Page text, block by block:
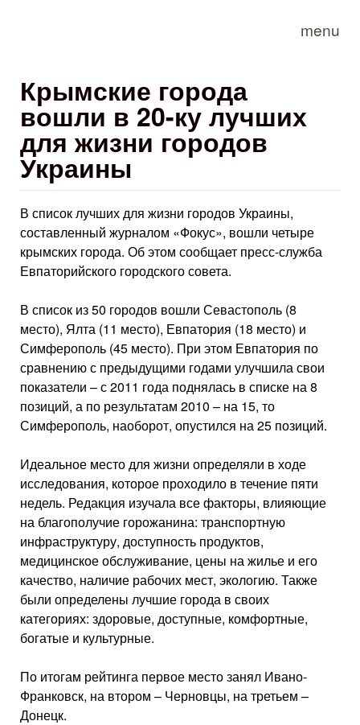
menu
Крымские города
вошли в 20-ку лучших
для жизни городов
Украины
В список лучших для жизни городов Украины,
составленный журналом «Фокус», вошли четыре
крымских города. Об этом сообщает пресс-служба
Евпаторийского городского совета.
В список из 50 городов вошли Севастополь (8
место), Ялта (11 место), Евпатория (18 место) и
Симферополь (45 место). При этом Евпатория по
сравнению с предыдущими годами улучшила свои
показатели – с 2011 года поднялась в списке на 8
позиций, а по результатам 2010 – на 15, то
Симферополь, наоборот, опустился на 25 позиций.
Идеальное место для жизни определяли в ходе
исследования, которое проходило в течение пяти
недель. Редакция изучала все факторы, влияющие
на благополучие горожанина: транспортную
инфраструктуру, доступность продуктов,
медицинское обслуживание, цены на жилье и его
качество, наличие рабочих мест, экологию. Также
были определены лучшие города в своих
категориях: здоровые, доступные, комфортные,
богатые и культурные.
По итогам рейтинга первое место занял Ивано-
Франковск, на втором – Черновцы, на третьем –
Донецк.